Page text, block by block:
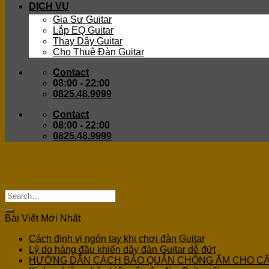
DỊCH VỤ
Gia Sư Guitar
Lắp EQ Guitar
Thay Dây Guitar
Cho Thuê Đàn Guitar
Contact
08:00 - 22:00
0825.48.9999
Contact
08:00 - 22:00
0825.48.9999
Bài Viết Mới Nhất
Cách định vị ngón tay khi chơi đàn Guitar
Lý do hàng đầu khiến dây đàn Guitar dễ đứt
HƯỚNG DẪN CÁCH BẢO QUẢN CHỐNG ẨM CHO